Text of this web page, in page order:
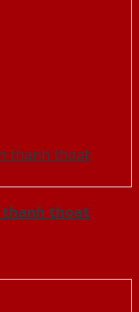
thanh thoat